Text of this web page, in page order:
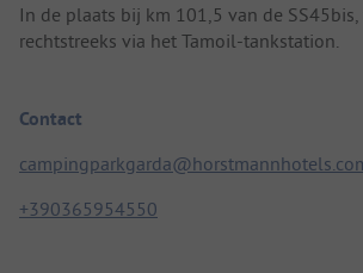
In de plaats bij km 101,5 van de SS45bis,
rechtstreeks via het Tamoil-tankstation.
Contact
+390365954550